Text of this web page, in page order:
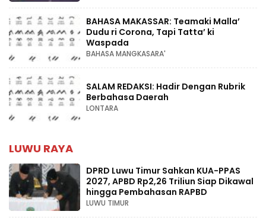
BAHASA MAKASSAR: Teamaki Malla’
Dudu ri Corona, Tapi Tatta’ ki
Waspada
BAHASA MANGKASARA'
SALAM REDAKSI: Hadir Dengan Rubrik
Berbahasa Daerah
LONTARA
LUWU RAYA
DPRD Luwu Timur Sahkan KUA-PPAS
2027, APBD Rp2,26 Triliun Siap Dikawal
hingga Pembahasan RAPBD
LUWU TIMUR